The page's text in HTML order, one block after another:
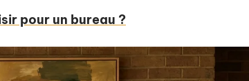
pour un bureau ?